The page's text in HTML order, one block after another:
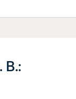
B.: